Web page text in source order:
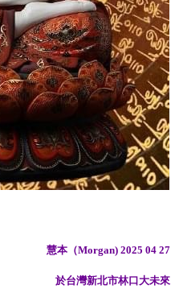
慧本（Morgan) 2025 04 27
於台灣新北市林口大未來